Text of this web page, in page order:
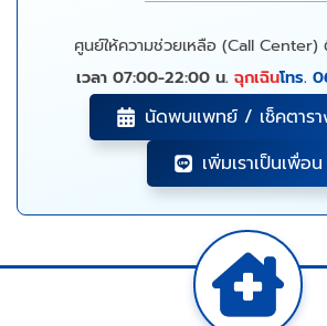
ศูนย์ให้ความช่วยเหลือ (Call
เวลา 07:00-22:00 น. ฉุกเฉินโทร.
นัดพบแพทย์ / เช็คตาร
เพิ่มเราเป็นเพื่อน